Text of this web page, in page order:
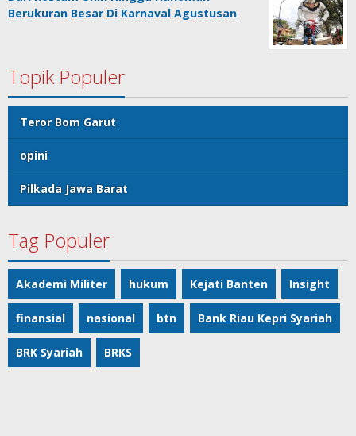
Berukuran Besar Di Karnaval Agustusan
Topik Populer
Teror Bom Garut
opini
Pilkada Jawa Barat
Tag Populer
Akademi Militer hukum Kejati Banten Insight
finansial nasional btn Bank Riau Kepri Syariah
BRK Syariah BRKS